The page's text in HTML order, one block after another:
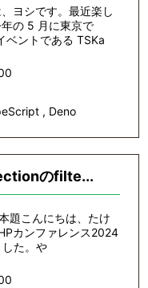
ヨシです。最近楽し
の 5 月に東京で
ントである TSKa
, Deno
のfilte...
題こんにちは、たけ
カンファレンス2024
た。や